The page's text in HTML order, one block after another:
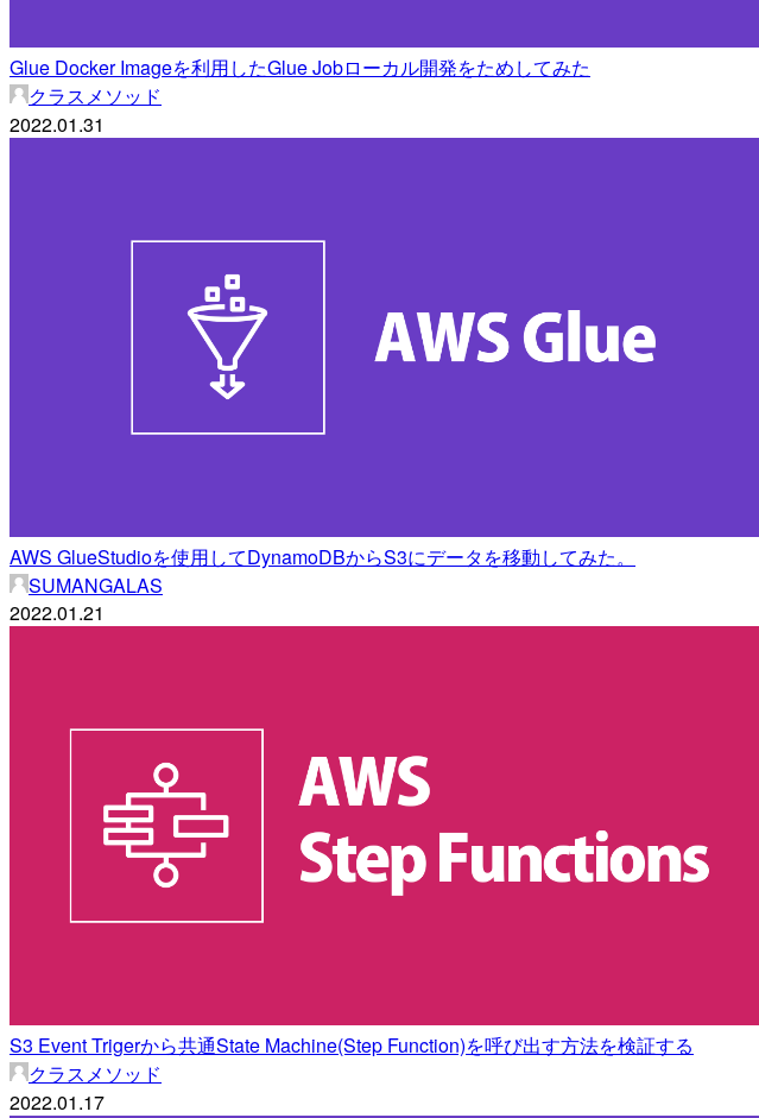
Glue Docker Imageを利用したGlue Jobローカル開発をためしてみた
クラスメソッド
2022.01.31
AWS GlueStudioを使用してDynamoDBからS3にデータを移動してみた。
SUMANGALAS
2022.01.21
S3 Event Trigerから共通State Machine(Step Function)を呼び出す方法を検証する
クラスメソッド
2022.01.17